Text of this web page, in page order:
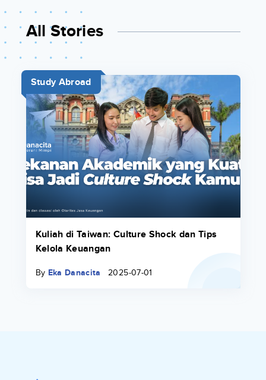
All Stories
Study Abroad
Kuliah di Taiwan: Culture Shock dan Tips
Kelola Keuangan
By Eka Danacita 2025-07-01